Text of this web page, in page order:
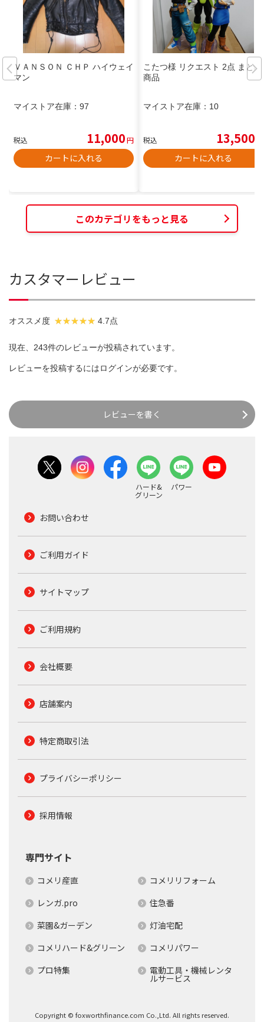
ＶＡＮＳＯＮ ＣＨＰ ハイウェイ
マン
マイストア在庫： 97
税込 11,000円
カートに入れる
こたつ様 リクエスト 2点 まとめ
商品
マイストア在庫： 10
税込 13,500
カートに入れる
このカテゴリをもっと見る
カスタマーレビュー
オススメ度 4.7点
現在、243件のレビューが投稿されています。
レビューを投稿するにはログインが必要です。
レビューを書く
ハード&
グリーン
パワー
お問い合わせ
ご利用ガイド
サイトマップ
ご利用規約
会社概要
店舗案内
特定商取引法
プライバシーポリシー
採用情報
専門サイト
コメリ産直
コメリリフォーム
レンガ.pro
住急番
菜園&ガーデン
灯油宅配
コメリハード&グリーン
コメリパワー
プロ特集
電動工具・機械レンタ
ルサービス
Copyright © foxworthfinance.com Co.,Ltd. All rights reserved.